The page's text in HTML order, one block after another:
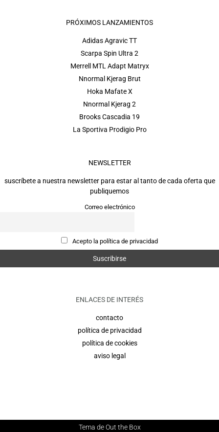
PRÓXIMOS LANZAMIENTOS
Adidas Agravic TT
Scarpa Spin Ultra 2
Merrell MTL Adapt Matryx
Nnormal Kjerag Brut
Hoka Mafate X
Nnormal Kjerag 2
Brooks Cascadia 19
La Sportiva Prodigio Pro
NEWSLETTER
suscríbete a nuestra newsletter para estar al tanto de cada oferta que
publiquemos
Correo electrónico
Acepto la política de privacidad
ENLACES DE INTERÉS
contacto
política de privacidad
política de cookies
aviso legal
Tema deOut the Box